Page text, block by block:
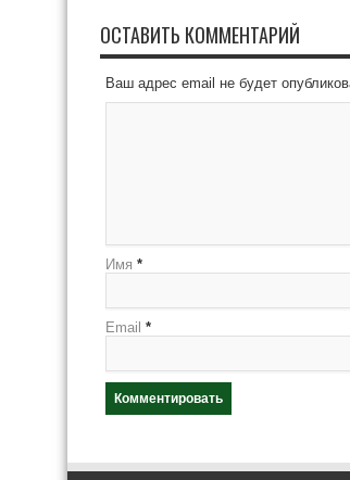
ОСТАВИТЬ КОММЕНТАРИЙ
Ваш адрес email не будет
Имя *
Email *